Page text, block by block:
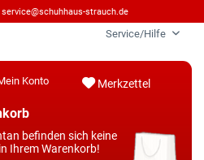
service@schuhhaus-strauch.de
Service/Hilfe
Merkzettel
Konto
befinden sich keine
Ihrem Warenkorb!